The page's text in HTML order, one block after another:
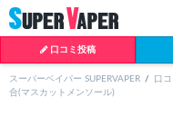
口コミ投稿
スーパーベイパー SUPERVAPER 口コ
合(マスカットメンソール)